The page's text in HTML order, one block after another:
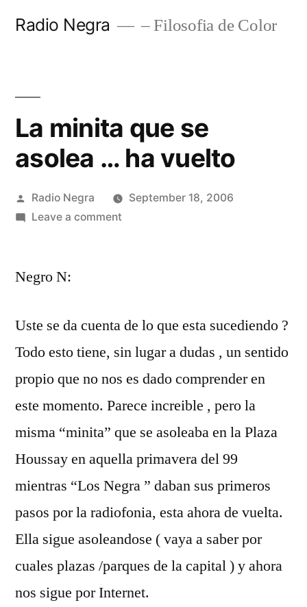
Radio Negra – Filosofia de Color
La minita que se
asolea … ha vuelto
Posted
by
Radio Negra
September 18, 2006
Leave a commenton
…
ha
Negro N:
Uste se da cuenta de lo que esta sucediendo ?
Todo esto tiene, sin lugar a dudas , un sentido
propio que no nos es dado comprender en
este momento. Parece increible , pero la
misma “minita” que se asoleaba en la Plaza
Houssay en aquella primavera del 99
mientras “Los Negra ” daban sus primeros
pasos por la radiofonia, esta ahora de vuelta.
Ella sigue asoleandose ( vaya a saber por
cuales plazas /parques de la capital ) y ahora
nos sigue por Internet.